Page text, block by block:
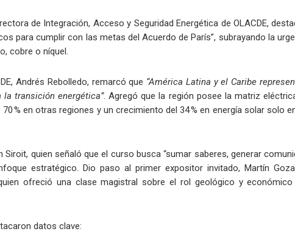
de Integración, Acceso y Seguridad Energética de OLACDE,
para cumplir con las metas del Acuerdo de París”, subrayando la
cobre o níquel.
Andrés Rebolledo, remarcó que “América Latina y el Caribe
transición energética”. Agregó que la región posee la matriz
% en otras regiones y un crecimiento del 34 % en energía solar solo
quien señaló que el curso busca “sumar saberes, generar
estratégico. Dio paso al primer expositor invitado, Martín
ofreció una clase magistral sobre el rol geológico y
datos clave: